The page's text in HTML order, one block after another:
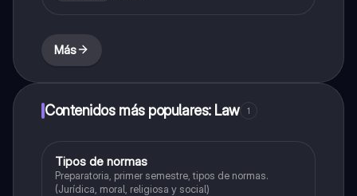
Más
Contenidos más populares: Law 1
Ética y valores
Tipos de normas
Preparatoria, primer semestre, tipos de normas.
(Jurídica, moral, religiosa y social)